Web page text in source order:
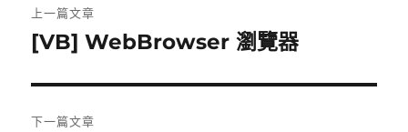
章
覽
上一篇文章
上
篇
文
[VB] WebBrowser 瀏覽器
下一篇文章